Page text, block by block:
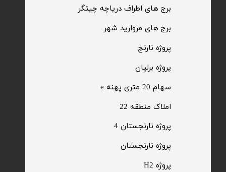
سهام 20 متری پهنه e​​​​​​​
​املاک منطقه 22
پروژه برلیان
پروژه H2
​پروژه نارنج
​پروژه نارنجستان
​برج های اطراف دریاچه چیتگر
​برج های مروارید شهر
پروژه نارنجستان 4